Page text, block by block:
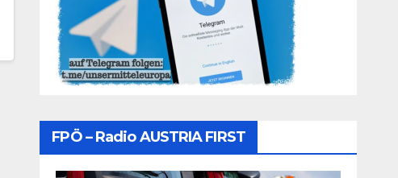
FPÖ – Radio AUSTRIA FIRST